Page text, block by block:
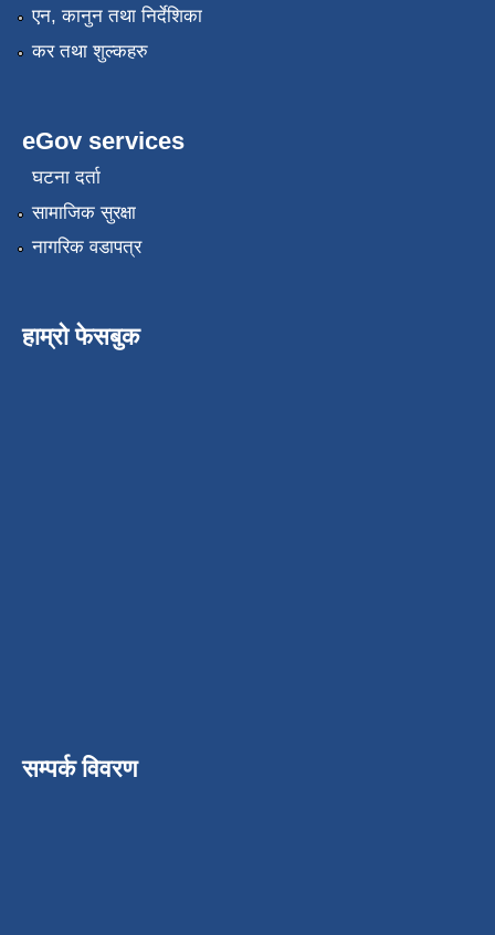
एन, कानुन तथा निर्देशिका
कर तथा शुल्कहरु
eGov services
घटना दर्ता
सामाजिक सुरक्षा
नागरिक वडापत्र
हाम्रो फेसबुक
सम्पर्क विवरण